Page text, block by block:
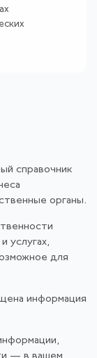
справочник
органы.
услугах,
для
информация
— в вашем